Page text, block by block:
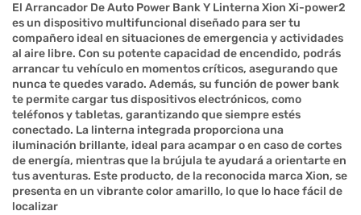
El Arrancador De Auto Power Bank Y Linterna Xion Xi-power2
es un dispositivo multifuncional diseñado para ser tu
compañero ideal en situaciones de emergencia y actividades
al aire libre. Con su potente capacidad de encendido, podrás
arrancar tu vehículo en momentos críticos, asegurando que
nunca te quedes varado. Además, su función de power bank
te permite cargar tus dispositivos electrónicos, como
teléfonos y tabletas, garantizando que siempre estés
conectado. La linterna integrada proporciona una
iluminación brillante, ideal para acampar o en caso de cortes
de energía, mientras que la brújula te ayudará a orientarte en
tus aventuras. Este producto, de la reconocida marca Xion, se
presenta en un vibrante color amarillo, lo que lo hace fácil de
localizar